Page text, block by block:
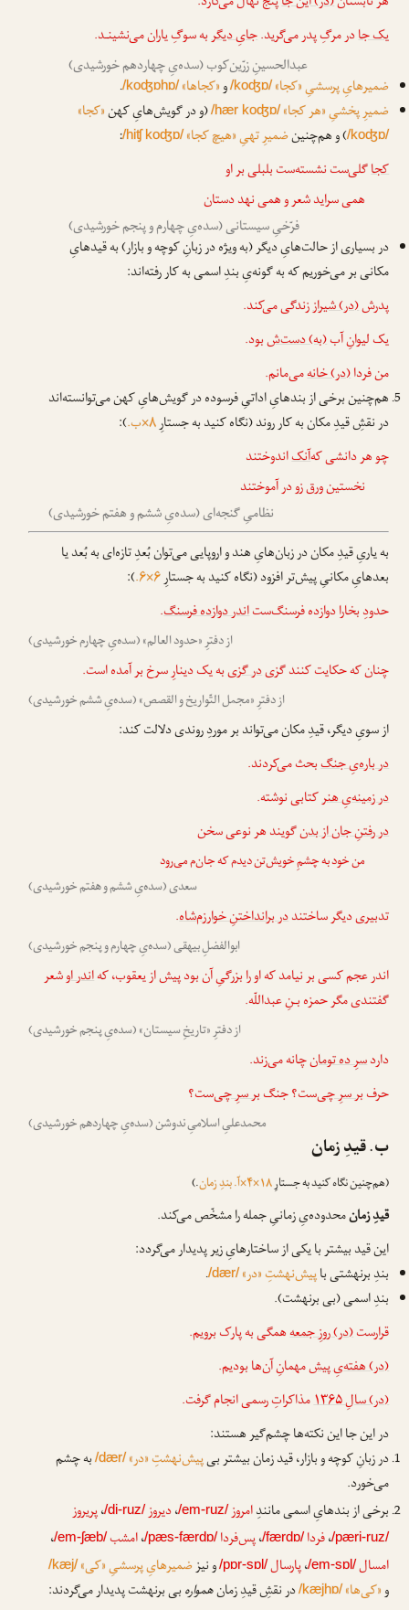
یک جادر مرگِ پدر می‌گرید.جایِ دیگربه سوگِ یاران می‌نشینـد.
عبدالحسینِ زرّین‌کوب (سده‌یِ چهاردهم خورشیدی)
ضمیرهایِ پرسشیِ «کجا»/koʤɒ/و«کجاها»/koʤɒhɒ/
.
ضمیرِ پخشیِ «هر کجا»/hær koʤɒ/(و در گویش‌هایِ کهن«کجا»
/koʤɒ/) و هم‌چنینضمیرِ تهیِ «هیچ کجا»/hiʧ koʤɒ/
:
کجاگلی‌ست نشسته‌ست بلبلی بر او
همی سراید شعر و همی نهد دستان
فرّخیِ سیستانی (سده‌یِ چهارم و پنجم خورشیدی)
در بسیاری از حالت‌هایِ دیگر (به ویژه در زبانِ کوچه و بازار) به قیدهایِ
مکانی بر می‌خوریم که به گونه‌یِ بندِ اسمی به کار رفته‌اند:
پدرش(در) شیراززندگی می‌کند.
یک لیوانِ آب(به) دست‌شبود.
من فردا(در) خانهمی‌مانم.
هم‌چنین برخی از بندهایِ اداتیِ فرسوده در گویش‌هایِ کهن می‌توانسته‌اند
در نقشِ قیدِ مکان به کار روند (نگاه کنید به جستارِ۸×ب.
):
چو هر دانشی که‌آنکاندوختند
نخستین ورق زو در آموختند
نظامیِ گنجه‌ای (سده‌یِ ششم و هفتم خورشیدی)
به یاریِ قیدِ مکان در زبان‌هایِ هند و اروپایی می‌توان بُعدِ تازه‌ای به بُعد یا
بعدهایِ مکانیِ پیش‌تر افزود (نگاه کنید به جستارِ۶×۶.
):
حدودِ بخارا دوازده فرسنگ‌ستاندر دوازده فرسنگ.
از دفترِ «حدود العالم» (سده‌یِ چهارم خورشیدی)
چنان که حکایت کنند گزیدر گزیبه یک دینارِ سرخ بر آمده است.
از دفترِ «مجمل التّواریخ و القصص» (سده‌یِ ششم خورشیدی)
از سویِ دیگر، قیدِ مکان می‌تواند بر موردِ روندی دلالت کند:
در باره‌یِ جنگبحث می‌کردند.
در زمینه‌یِ هنرکتابی نوشته.
در رفتنِ جان از بدنگویند هر نوعی سخن
من خود به چشمِ خویش‌تن دیدم که جان‌م می‌رود
سعدی (سده‌یِ ششم و هفتم خورشیدی)
تدبیری دیگر ساختنددر برانداختنِ خوارزم‌شاه.
ابوالفضلِ بیهقی (سده‌یِ چهارم و پنجم خورشیدی)
اندر عجم کسی بر نیامد که او را بزرگیِ آن بود پیش از یعقوب، کهاندر اوشعر
گفتندی مگر حمزه بـنِ عبداللّه.
از دفترِ «تاریخِ سیستان» (سده‌یِ پنجم خورشیدی)
داردسرِ ده تومانچانه می‌زند.
حرفبر سرِ چی‌ست؟ جنگبر سرِ چی‌ست؟
محمدعلیِ اسلامیِ ندوشن (سده‌یِ چهاردهم خورشیدی)
ب. قیدِ زمان
(هم‌چنین نگاه کنید به جستارِ۱۸×۴×آ. بندِ زمان .)
قیدِ زمانمحدوده‌یِ زمانیِ جمله را مشخّص می‌کند.
این قید بیشتر با یکی از ساختارهایِ زیر پدیدار می‌گردد:
بندِ برنهشتی باپیش‌نهشتِ «در»/dær/
.
بندِ اسمی (بی برنهشت).
قرارست(در) روزِ جمعههمگی به پارک برویم.
(در) هفته‌یِ پیشمهمانِ آن‌ها بودیم.
(در) سالِ ۱۳۶۵
مذاکراتِ رسمی انجام گرفت.
در این جا این نکته‌ها چشم‌گیر هستند:
در زبانِ کوچه و بازار، قید زمان بیشتر بیپیش‌نهشتِ «در»/dær/به چشم
می‌خورد.
برخی از بندهایِ اسمی مانندِامروز/em-ruz/،دیروز/di-ruz/،پریروز
/pæri-ruz/،فردا /færdɒ/،پس‌فردا /pæs-færdɒ/،امشب/em-ʃæb/،
امسال/em-sɒl/،پارسال/pɒr-sɒl/و نیزضمیرهایِ پرسشیِ «کی»/kæj/
و«کی‌ها»/kæjhɒ/در نقشِ قیدِ زمانهموارهبی برنهشت پدیدار می‌گردند: